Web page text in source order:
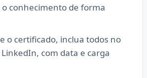
o conhecimento de forma
o certificado, inclua todos no
com data e carga